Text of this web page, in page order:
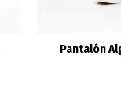
Pantalón